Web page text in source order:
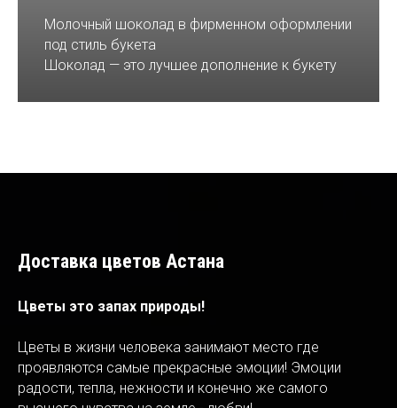
Молочный шоколад в фирменном оформлении
под стиль букета
Шоколад — это лучшее дополнение к букету
Доставка цветов Астана
Цветы это запах природы!
Цветы в жизни человека занимают место где
проявляются самые прекрасные эмоции! Эмоции
радости, тепла, нежности и конечно же самого